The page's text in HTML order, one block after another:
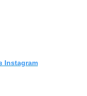
Instagram